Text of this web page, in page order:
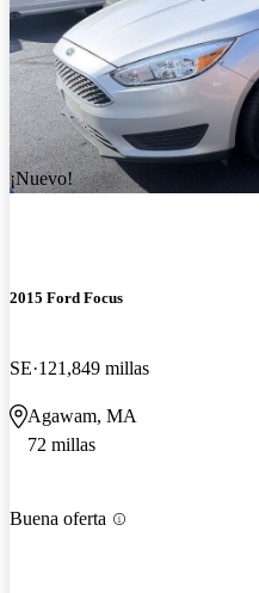
¡Nuevo!
2015 Ford Focus
SE 121,849 millas
Agawam, MA
72 millas
Buena oferta